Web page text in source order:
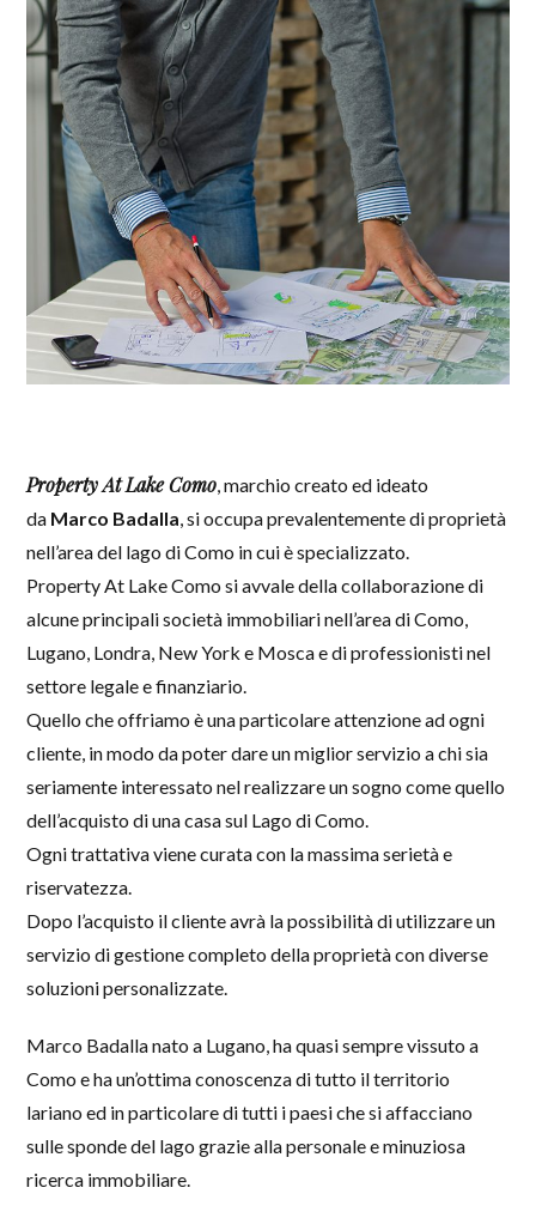
Property At Lake Como, marchio creato ed ideato
da Marco Badalla, si occupa prevalentemente di proprietà
nell’area del lago di Como in cui è specializzato.
Property At Lake Como si avvale della collaborazione di
alcune principali società immobiliari nell’area di Como,
Lugano, Londra, New York e Mosca e di professionisti nel
settore legale e finanziario.
Quello che offriamo è una particolare attenzione ad ogni
cliente, in modo da poter dare un miglior servizio a chi sia
seriamente interessato nel realizzare un sogno come quello
dell’acquisto di una casa sul Lago di Como.
Ogni trattativa viene curata con la massima serietà e
riservatezza.
Dopo l’acquisto il cliente avrà la possibilità di utilizzare un
servizio di gestione completo della proprietà con diverse
soluzioni personalizzate.
Marco Badalla nato a Lugano, ha quasi sempre vissuto a
Como e ha un’ottima conoscenza di tutto il territorio
lariano ed in particolare di tutti i paesi che si affacciano
sulle sponde del lago grazie alla personale e minuziosa
ricerca immobiliare.